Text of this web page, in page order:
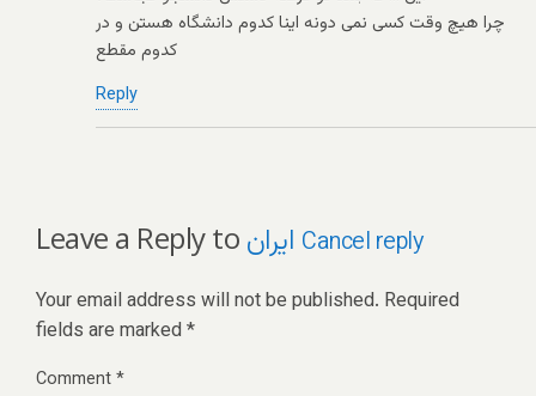
چرا هیچ وقت کسی نمی دونه اینا کدوم دانشگاه هستن و در
کدوم مقطع
Reply
Leave a Reply to ایران Cancel reply
Your email address will not be published. Required
fields are marked *
Comment*